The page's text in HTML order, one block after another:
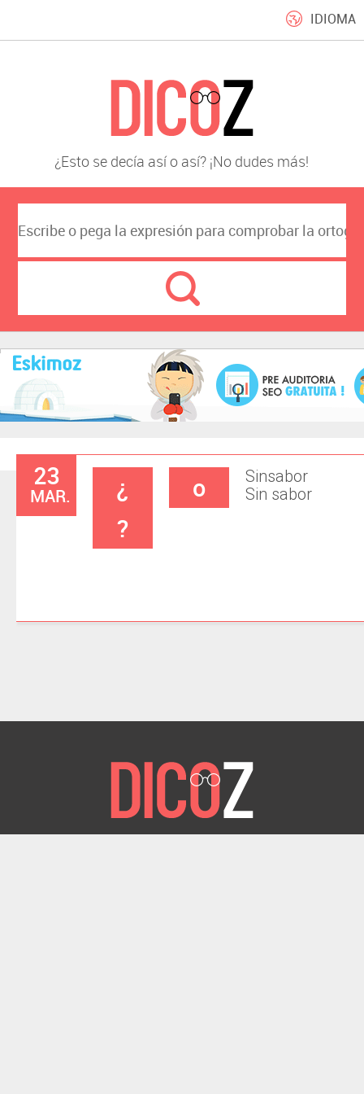
IDIOMA
¿Esto se decía así o así? ¡No dudes más!
23
MAR. ¿ Sinsabor
o Sin sabor
?